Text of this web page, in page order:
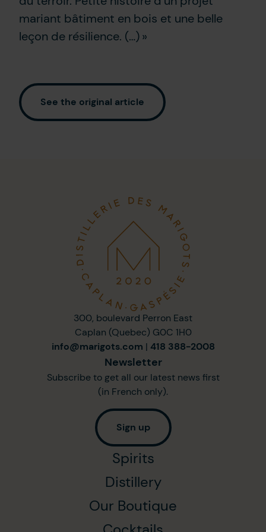
mariant bâtiment en bois et une belle
leçon de résilience. (…) »
See the original article
300, boulevard Perron East
Caplan (Quebec) G0C 1H0
info@marigots.com | 418 388-2008
Newsletter
Subscribe to get all our latest news first
(in French only).
Sign up
Spirits
Distillery
Our Boutique